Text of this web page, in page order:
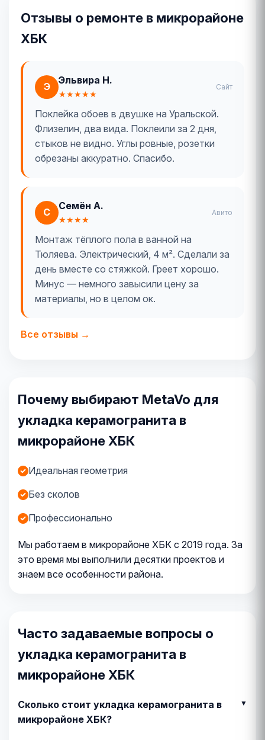
Отзывы о ремонте в микрорайоне
ХБК
Э
Эльвира Н.
★★★★★
Сайт
Поклейка обоев в двушке на Уральской.
Флизелин, два вида. Поклеили за 2 дня,
стыков не видно. Углы ровные, розетки
обрезаны аккуратно. Спасибо.
С
Семён А.
★★★★
Авито
Монтаж тёплого пола в ванной на
Тюляева. Электрический, 4 м². Сделали за
день вместе со стяжкой. Греет хорошо.
Минус — немного завысили цену за
материалы, но в целом ок.
Все отзывы →
Почему выбирают MetaVo для
укладка керамогранита в
микрорайоне ХБК
Идеальная геометрия
Без сколов
Профессионально
Мы работаем в микрорайоне ХБК с 2019 года. За
это время мы выполнили десятки проектов и
знаем все особенности района.
Часто задаваемые вопросы о
укладка керамогранита в
микрорайоне ХБК
Сколько стоит укладка керамогранита в
микрорайоне ХБК?